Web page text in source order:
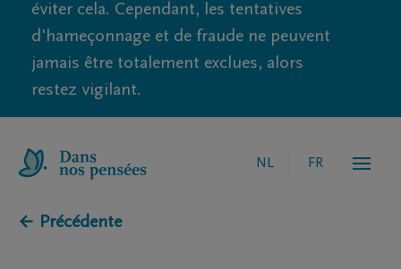
éviter cela. Cependant, les tentatives
d'hameçonnage et de fraude ne peuvent
jamais être totalement exclues, alors
restez vigilant.
NL FR
← Précédente